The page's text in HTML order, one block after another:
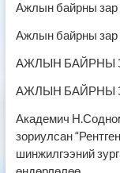
Ажлын байрны зар
Ажлын байрны зар
АЖЛЫН БАЙРНЫ
АЖЛЫН БАЙРНЫ
Академич
зориулсан
шинжилгээний